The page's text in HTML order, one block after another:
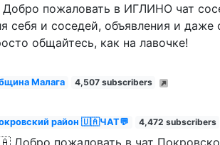
Добро пожаловать в ИГЛИНО чат
себя и соседей, объявления и
общайтесь, как на лавочке!
Малага 4,507 subscribers
район 🇺🇦ЧАТ💬 4,472 subscribers
Добро пожаловать в чат